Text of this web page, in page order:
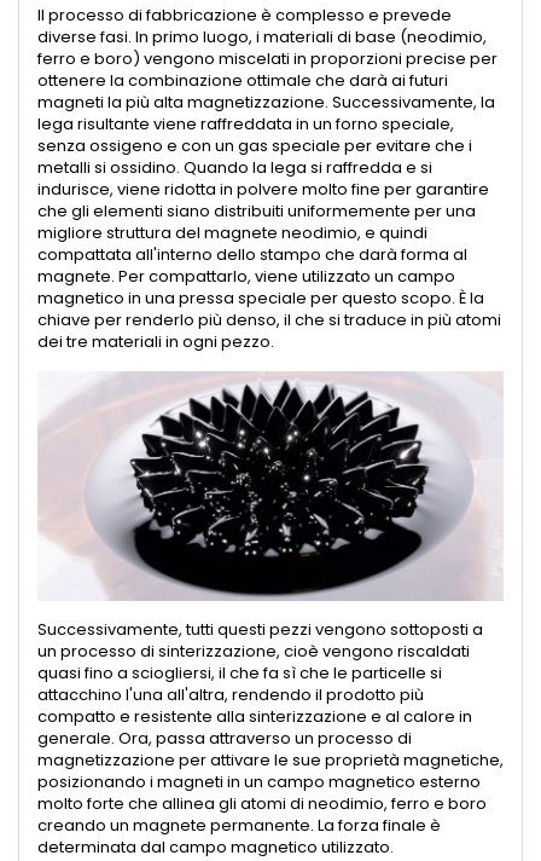
Il processo di fabbricazione è complesso e prevede
diverse fasi. In primo luogo, i materiali di base (neodimio,
ferro e boro) vengono miscelati in proporzioni precise per
ottenere la combinazione ottimale che darà ai futuri
magneti la più alta magnetizzazione. Successivamente, la
lega risultante viene raffreddata in un forno speciale,
senza ossigeno e con un gas speciale per evitare che i
metalli si ossidino. Quando la lega si raffredda e si
indurisce, viene ridotta in polvere molto fine per garantire
che gli elementi siano distribuiti uniformemente per una
migliore struttura del magnete neodimio, e quindi
compattata all'interno dello stampo che darà forma al
magnete. Per compattarlo, viene utilizzato un campo
magnetico in una pressa speciale per questo scopo. È la
chiave per renderlo più denso, il che si traduce in più atomi
dei tre materiali in ogni pezzo.
Successivamente, tutti questi pezzi vengono sottoposti a
un processo di sinterizzazione, cioè vengono riscaldati
quasi fino a sciogliersi, il che fa sì che le particelle si
attacchino l'una all'altra, rendendo il prodotto più
compatto e resistente alla sinterizzazione e al calore in
generale. Ora, passa attraverso un processo di
magnetizzazione per attivare le sue proprietà magnetiche,
posizionando i magneti in un campo magnetico esterno
molto forte che allinea gli atomi di neodimio, ferro e boro
creando un magnete permanente. La forza finale è
determinata dal campo magnetico utilizzato.